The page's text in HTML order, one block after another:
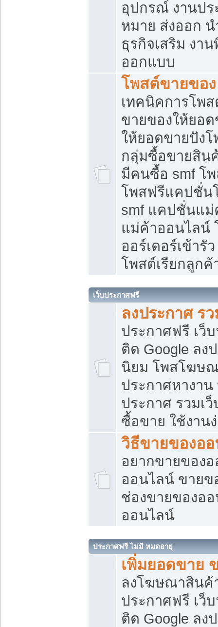
อุปกรณ์ งานป
หมาย ส่งออก น
ธุรกิจเสริม งา
ออกแบบ
โพสต์ขายของ
เทคนิคการโพ
ขายของให้ยอ
ให้ยอดขายปัง
กลุ่มซื้อขายสิน
มีคนซื้อ smf โ
โพสฟรีแคปชั่น
smf แคปชั่นแ
แม่ค้าออนไลน์
ออร์เดอร์เข้ารั
โพสต์เรียกลูกค้
เว็บประกาศฟรี
ลงประกาศ ร
ประกาศฟรี เว็
ติด Google ลง
นิยม โพสโฆษ
ประกาศหางาน
ประกาศ รวมเ
ซื้อขาย ใช้งาน
วิธีขายของอ
อยากขายของ
ออนไลน์ ขายข
ช่องขายของอ
ออนไลน์
ประกาศฟรี ไม่มี หมดอายุ
เพิ่มยอดขาย
ลงโฆษณาสิน
ประกาศฟรี เว็
ติด Google ลง